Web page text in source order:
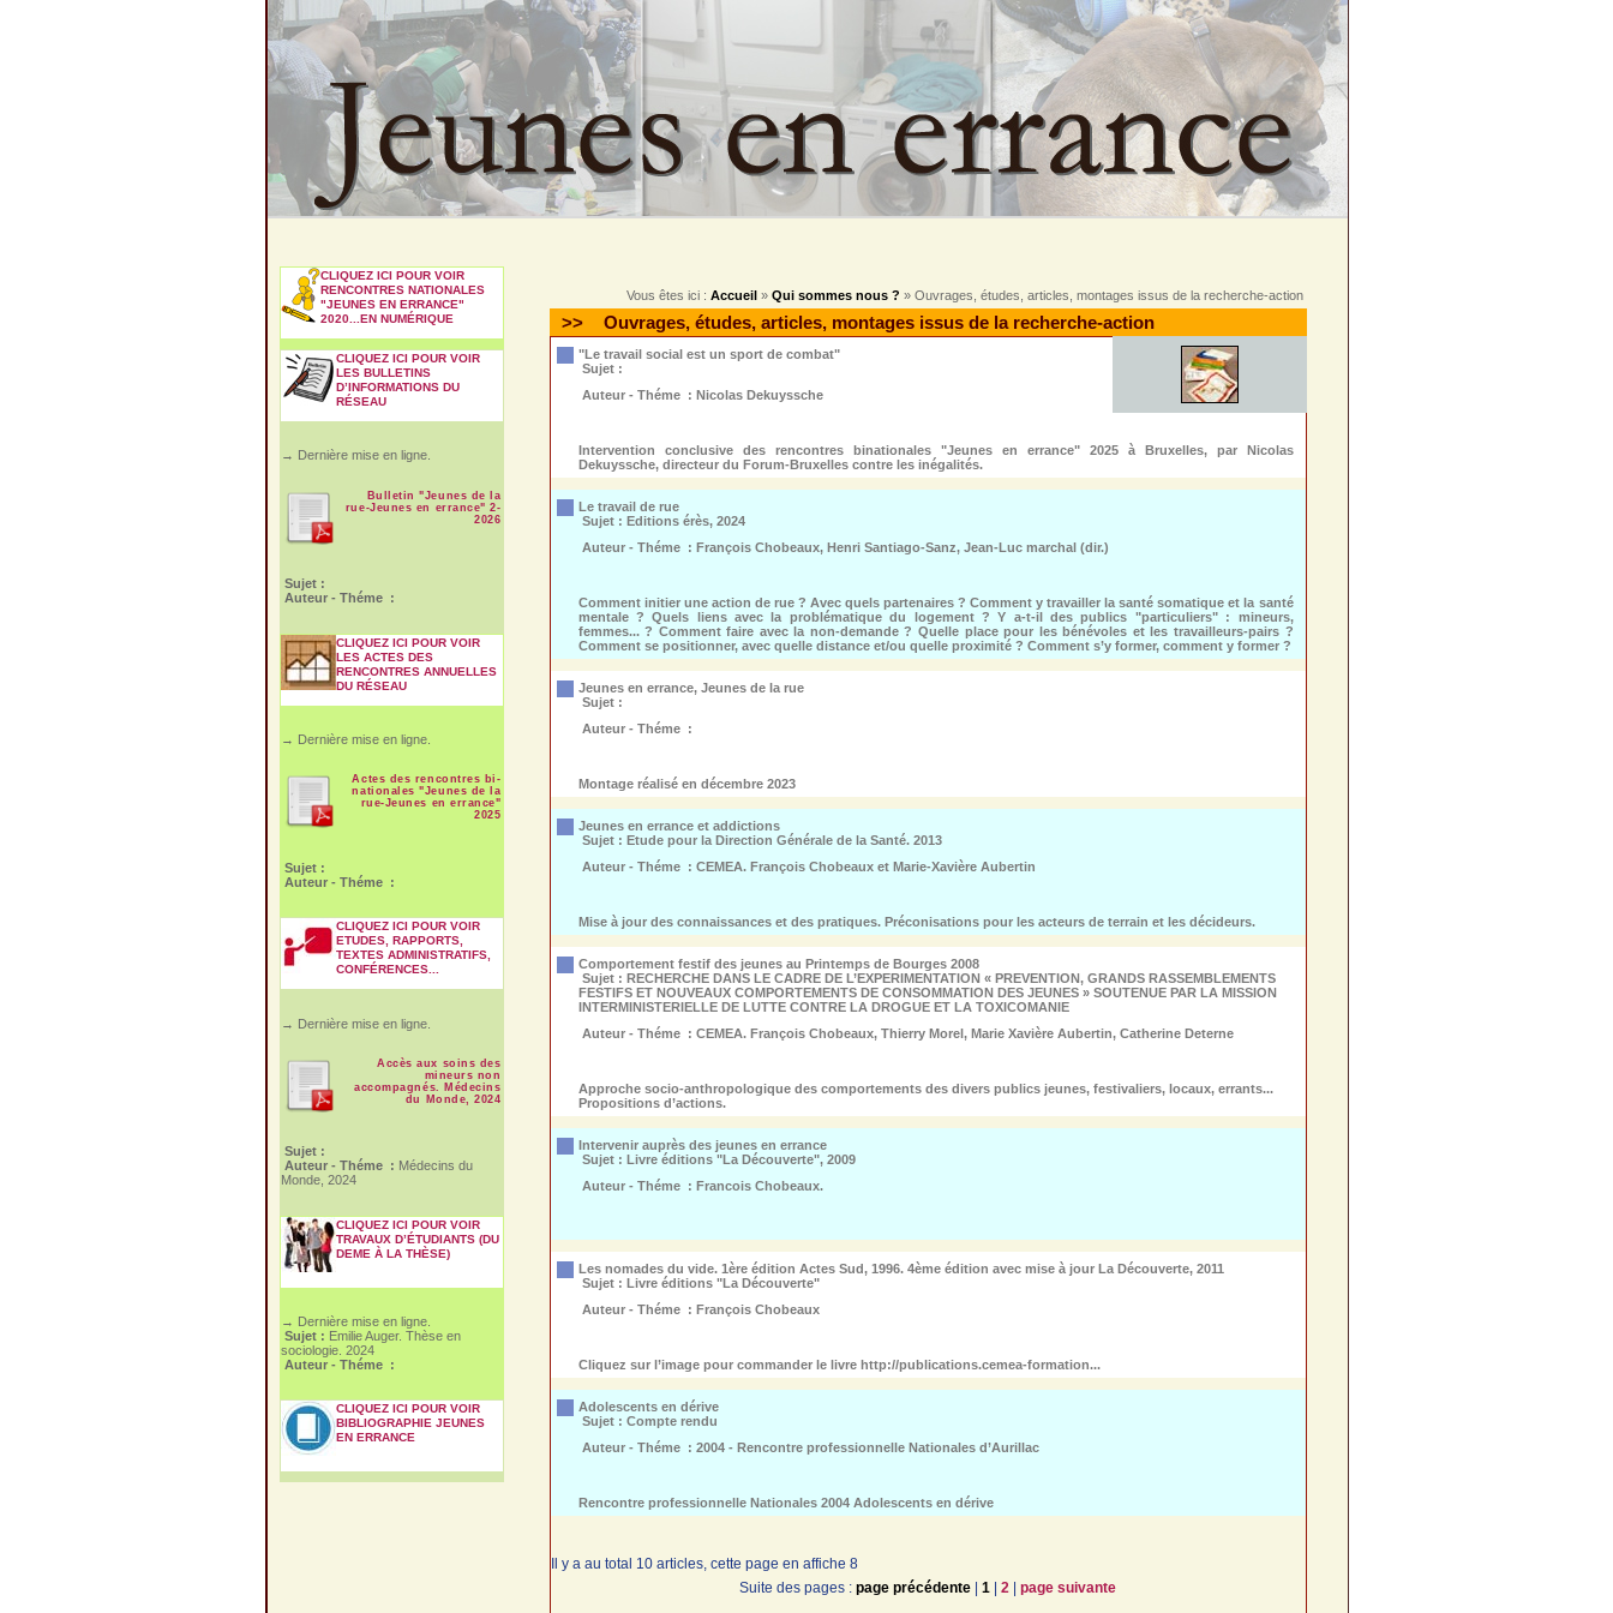
CLIQUEZ ICI POUR VOIR
RENCONTRES NATIONALES
"JEUNES EN ERRANCE"
2020...EN NUMÉRIQUE
CLIQUEZ ICI POUR VOIR
LES BULLETINS
D’INFORMATIONS DU
RÉSEAU
→ Dernière mise en ligne.
Bulletin "Jeunes de la
rue-Jeunes en errance" 2-
2026
Sujet :
Auteur - Théme :
CLIQUEZ ICI POUR VOIR
LES ACTES DES
RENCONTRES ANNUELLES
DU RÉSEAU
→ Dernière mise en ligne.
Actes des rencontres bi-
nationales "Jeunes de la
rue-Jeunes en errance"
2025
Sujet :
Auteur - Théme :
CLIQUEZ ICI POUR VOIR
ETUDES, RAPPORTS,
TEXTES ADMINISTRATIFS,
CONFÉRENCES...
→ Dernière mise en ligne.
Accès aux soins des
mineurs non
accompagnés. Médecins
du Monde, 2024
Sujet :
Auteur - Théme : Médecins du
Monde, 2024
CLIQUEZ ICI POUR VOIR
TRAVAUX D’ÉTUDIANTS (DU
DEME À LA THÈSE)
→ Dernière mise en ligne.
Sujet : Emilie Auger. Thèse en
sociologie. 2024
Auteur - Théme :
CLIQUEZ ICI POUR VOIR
BIBLIOGRAPHIE JEUNES
EN ERRANCE
Vous êtes ici : Accueil» Qui sommes nous ? » Ouvrages, études, articles, montages issus de la recherche-action
>> Ouvrages, études, articles, montages issus de la recherche-action
"Le travail social est un sport de combat"
Sujet :
Auteur - Théme : Nicolas Dekuyssche
Intervention conclusive des rencontres binationales "Jeunes en errance" 2025 à Bruxelles, par Nicolas
Dekuyssche, directeur du Forum-Bruxelles contre les inégalités.
Le travail de rue
Sujet : Editions érès, 2024
Auteur - Théme : François Chobeaux, Henri Santiago-Sanz, Jean-Luc marchal (dir.)
Comment initier une action de rue ? Avec quels partenaires ? Comment y travailler la santé somatique et la santé
mentale ? Quels liens avec la problématique du logement ? Y a-t-il des publics "particuliers" : mineurs,
femmes... ? Comment faire avec la non-demande ? Quelle place pour les bénévoles et les travailleurs-pairs ?
Comment se positionner, avec quelle distance et/ou quelle proximité ? Comment s’y former, comment y former ?
Jeunes en errance, Jeunes de la rue
Sujet :
Auteur - Théme :
Montage réalisé en décembre 2023
Jeunes en errance et addictions
Sujet : Etude pour la Direction Générale de la Santé. 2013
Auteur - Théme : CEMEA. François Chobeaux et Marie-Xavière Aubertin
Mise à jour des connaissances et des pratiques. Préconisations pour les acteurs de terrain et les décideurs.
Comportement festif des jeunes au Printemps de Bourges 2008
Sujet : RECHERCHE DANS LE CADRE DE L’EXPERIMENTATION « PREVENTION, GRANDS RASSEMBLEMENTS
FESTIFS ET NOUVEAUX COMPORTEMENTS DE CONSOMMATION DES JEUNES » SOUTENUE PAR LA MISSION
INTERMINISTERIELLE DE LUTTE CONTRE LA DROGUE ET LA TOXICOMANIE
Auteur - Théme : CEMEA. François Chobeaux, Thierry Morel, Marie Xavière Aubertin, Catherine Deterne
Approche socio-anthropologique des comportements des divers publics jeunes, festivaliers, locaux, errants...
Propositions d’actions.
Intervenir auprès des jeunes en errance
Sujet : Livre éditions "La Découverte", 2009
Auteur - Théme : Francois Chobeaux.
Les nomades du vide. 1ère édition Actes Sud, 1996. 4ème édition avec mise à jour La Découverte, 2011
Sujet : Livre éditions "La Découverte"
Auteur - Théme : François Chobeaux
Cliquez sur l’image pour commander le livre http://publications.cemea-formation...
Adolescents en dérive
Sujet : Compte rendu
Auteur - Théme : 2004 - Rencontre professionnelle Nationales d’Aurillac
Rencontre professionnelle Nationales 2004 Adolescents en dérive
Il y a au total 10 articles, cette page en affiche 8
Suite des pages : page précédente 1 2 page suivante